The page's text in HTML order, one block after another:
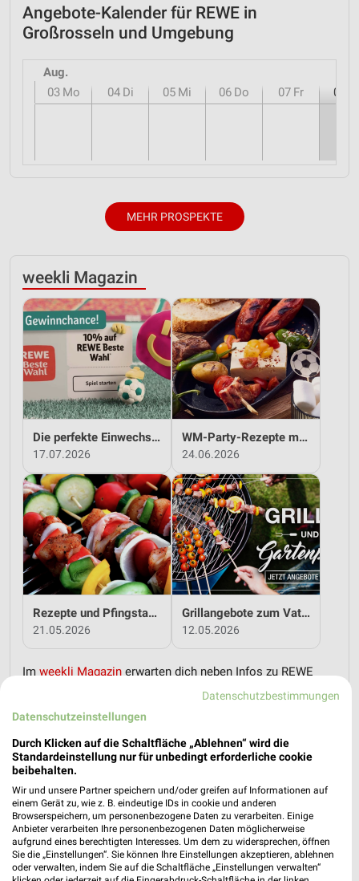
Angebote-Kalender für REWE in
Großrosseln und Umgebung
Aug.
03 Mo 04 Di 05 Mi 06 Do 07 Fr 08
MEHR PROSPEKTE
weekli Magazin
Die perfekte Einwechslung: Dein Fan-Bonus!*
17.07.2026
WM-Party-Rezepte mit REWE!
24.06.2026
Rezepte und Pfingstangebote bei REWE!
21.05.2026
Grillangebote zum Vatertag bei REWE!
12.05.2026
Im weekli Magazin erwarten dich neben Infos zu REWE
auch clevere Spartipps für den Familienalltag, Ideen zur
nachhaltig zu entlasten.
weekli - Prospekte & Angebote App
Alle REWE Angebote immer griffbereit – mit der kostenlosen
Datenschutzbestimmungen
Datenschutzeinstellungen
Durch Klicken auf die Schaltfläche „Ablehnen“ wird die
Standardeinstellung nur für unbedingt erforderliche cookie
beibehalten.
Wir und unsere Partner speichern und/oder greifen auf Informationen auf
einem Gerät zu, wie z. B. eindeutige IDs in cookie und anderen
Browserspeichern, um personenbezogene Daten zu verarbeiten. Einige
Anbieter verarbeiten Ihre personenbezogenen Daten möglicherweise
aufgrund eines berechtigten Interesses. Um dem zu widersprechen, öffnen
Sie die „Einstellungen“. Sie können Ihre Einstellungen akzeptieren, ablehnen
oder verwalten, indem Sie auf die Schaltfläche „Einstellungen verwalten“